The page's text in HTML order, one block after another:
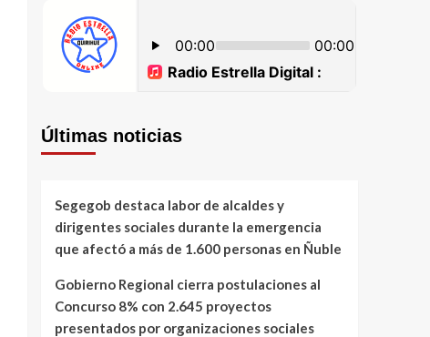
Últimas noticias
Segegob destaca labor de alcaldes y
dirigentes sociales durante la emergencia
que afectó a más de 1.600 personas en Ñuble
Gobierno Regional cierra postulaciones al
Concurso 8% con 2.645 proyectos
presentados por organizaciones sociales